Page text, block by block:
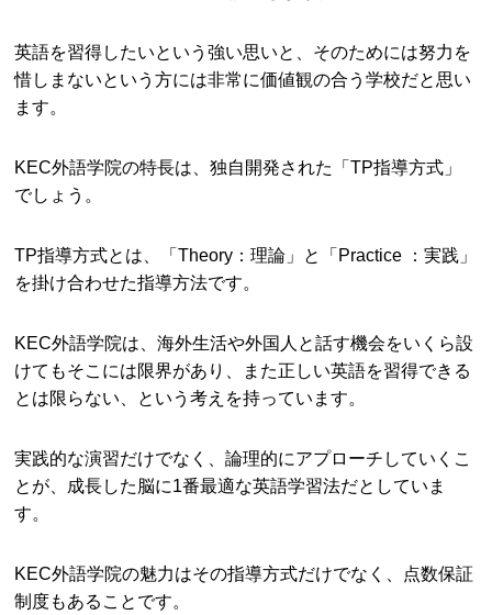
英語を習得したいという強い思いと、そのためには努力を
惜しまないという方には非常に価値観の合う学校だと思い
ます。
KEC外語学院の特長は、独自開発された「TP指導方式」
でしょう。
TP指導方式とは、「Theory：理論」と「Practice ：実践」
を掛け合わせた指導方法です。
KEC外語学院は、海外生活や外国人と話す機会をいくら設
けてもそこには限界があり、また正しい英語を習得できる
とは限らない、という考えを持っています。
実践的な演習だけでなく、論理的にアプローチしていくこ
とが、成長した脳に1番最適な英語学習法だとしていま
す。
KEC外語学院の魅力はその指導方式だけでなく、点数保証
制度もあることです。